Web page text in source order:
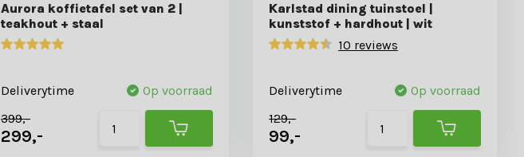
Aurora koffietafel set van 2 |
teakhout + staal
Deliverytime
Op voorraad
399,-
299,-
Karlstad dining tuinstoel |
kunststof + hardhout | wit
10 reviews
Deliverytime
Op voorraad
129,-
99,-